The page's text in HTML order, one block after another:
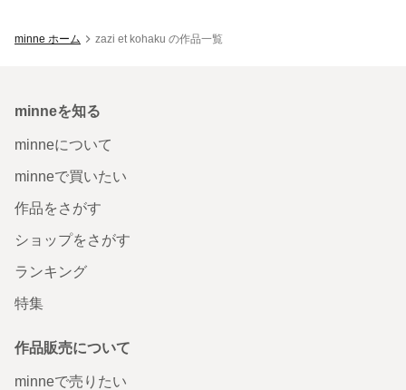
minne ホーム zazi et kohaku の作品一覧
minneを知る
minneについて
minneで買いたい
作品をさがす
ショップをさがす
ランキング
特集
作品販売について
minneで売りたい